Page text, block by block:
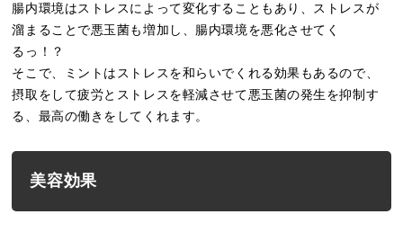
腸内環境はストレスによって変化することもあり、ストレスが
溜まることで悪玉菌も増加し、腸内環境を悪化させてく
るっ！？
そこで、ミントはストレスを和らいでくれる効果もあるので、
摂取をして疲労とストレスを軽減させて悪玉菌の発生を抑制す
る、最高の働きをしてくれます。
美容効果